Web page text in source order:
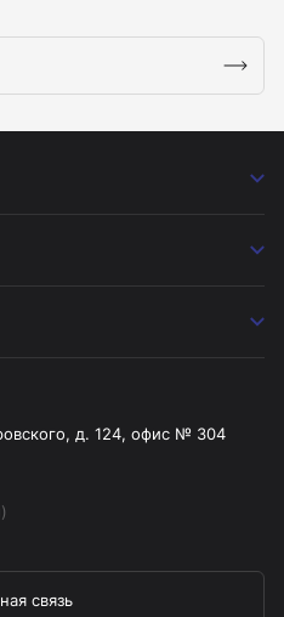
д. 124, офис № 304
связь